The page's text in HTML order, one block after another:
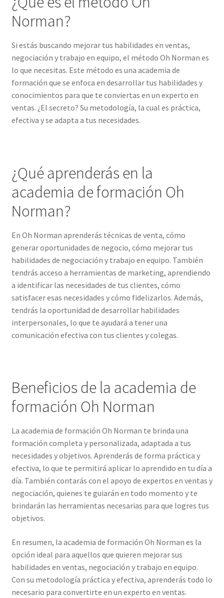
Norman?
Si estás buscando mejorar tus habilidades en ventas,
negociación y trabajo en equipo, el método Oh Norman es
lo que necesitas. Este método es una academia de
formación que se enfoca en desarrollar tus habilidades y
conocimientos para que te conviertas en un experto en
ventas. ¿El secreto? Su metodología, la cual es práctica,
efectiva y se adapta a tus necesidades.
¿Qué aprenderás en la
academia de formación Oh
Norman?
En Oh Norman aprenderás técnicas de venta, cómo
generar oportunidades de negocio, cómo mejorar tus
habilidades de negociación y trabajo en equipo. También
tendrás acceso a herramientas de marketing, aprendiendo
a identificar las necesidades de tus clientes, cómo
satisfacer esas necesidades y cómo fidelizarlos. Además,
tendrás la oportunidad de desarrollar habilidades
interpersonales, lo que te ayudará a tener una
comunicación efectiva con tus clientes y colegas.
Beneficios de la academia de
formación Oh Norman
La academia de formación Oh Norman te brinda una
formación completa y personalizada, adaptada a tus
necesidades y objetivos. Aprenderás de forma práctica y
efectiva, lo que te permitirá aplicar lo aprendido en tu día a
día. También contarás con el apoyo de expertos en ventas y
negociación, quienes te guiarán en todo momento y te
brindarán las herramientas necesarias para que logres tus
objetivos.
En resumen, la academia de formación Oh Norman es la
opción ideal para aquellos que quieren mejorar sus
habilidades en ventas, negociación y trabajo en equipo.
Con su metodología práctica y efectiva, aprenderás todo lo
necesario para convertirte en un experto en ventas.